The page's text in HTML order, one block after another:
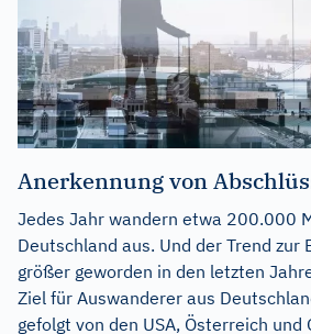
Anerkennung von
Jedes Jahr wandern etwa 200.000
Deutschland aus. Und der Trend zur
größer geworden in den letzten
Ziel für Auswanderer aus
gefolgt von den USA, Österreich